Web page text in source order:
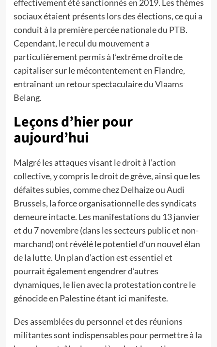
effectivement été sanctionnés en 2019. Les thèmes
sociaux étaient présents lors des élections, ce qui a
conduit à la première percée nationale du PTB.
Cependant, le recul du mouvement a
particulièrement permis à l’extrême droite de
capitaliser sur le mécontentement en Flandre,
entraînant un retour spectaculaire du Vlaams
Belang.
Leçons d’hier pour
aujourd’hui
Malgré les attaques visant le droit à l’action
collective, y compris le droit de grève, ainsi que les
défaites subies, comme chez Delhaize ou Audi
Brussels, la force organisationnelle des syndicats
demeure intacte. Les manifestations du 13 janvier
et du 7 novembre (dans les secteurs public et non-
marchand) ont révélé le potentiel d’un nouvel élan
de la lutte. Un plan d’action est essentiel et
pourrait également engendrer d’autres
dynamiques, le lien avec la protestation contre le
génocide en Palestine étant ici manifeste.
Des assemblées du personnel et des réunions
militantes sont indispensables pour permettre à la